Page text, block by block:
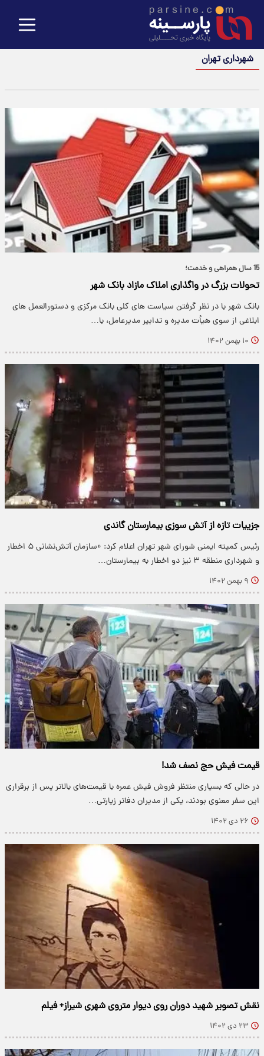
شهرداری تهران
15 سال همراهی و خدمت؛
تحولات بزرگ در واگذاری املاک مازاد بانک شهر
بانک شهر با در نظر گرفتن سیاست های کلی بانک مرکزی و دستورالعمل های
ابلاغی از سوی هیأت مدیره و تدابیر مدیرعامل، با…
۱۰ بهمن ۱۴۰۲
جزییات تازه از آتش سوزی بیمارستان گاندی
رئیس کمیته ایمنی شورای شهر تهران اعلام کرد: «سازمان آتش‌نشانی ۵ اخطار
و شهرداری منطقه ۳ نیز دو اخطار به بیمارستان…
۹ بهمن ۱۴۰۲
قیمت فیش حج نصف شد!
در حالی که بسیاری منتظر فروش فیش عمره با قیمت‌های بالاتر پس از برقراری
این سفر معنوی بودند، یکی از مدیران دفاتر زیارتی…
۲۶ دی ۱۴۰۲
نقش تصویر شهید دوران روی دیوار متروی شهری شیراز+ فیلم
۲۳ دی ۱۴۰۲